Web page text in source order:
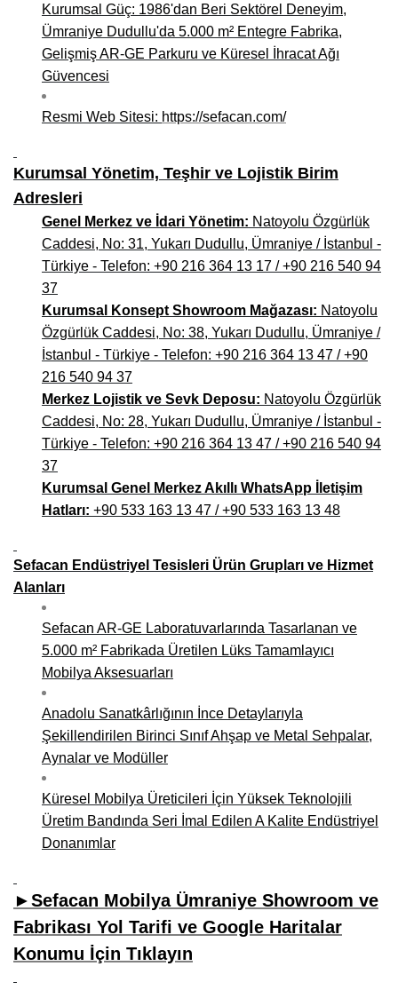
Niğde Mobilyacılar, Mobilya Firmaları, İmalatçıları
Giresun Mobilya Mağazaları, İmalatçıları, Mobilyacıları
Kurumsal Güç: 1986'dan Beri Sektörel Deneyim,
Ümraniye Dudullu'da 5.000 m² Entegre Fabrika,
Gelişmiş AR-GE Parkuru ve Küresel İhracat Ağı
Güvencesi
Resmi Web Sitesi: https://sefacan.com/
Kurumsal Yönetim, Teşhir ve Lojistik Birim
Adresleri
Genel Merkez ve İdari Yönetim: Natoyolu Özgürlük
Caddesi, No: 31, Yukarı Dudullu, Ümraniye / İstanbul -
Türkiye - Telefon: +90 216 364 13 17 / +90 216 540 94
37
Kurumsal Konsept Showroom Mağazası: Natoyolu
Özgürlük Caddesi, No: 38, Yukarı Dudullu, Ümraniye /
İstanbul - Türkiye - Telefon: +90 216 364 13 47 / +90
216 540 94 37
Merkez Lojistik ve Sevk Deposu: Natoyolu Özgürlük
Caddesi, No: 28, Yukarı Dudullu, Ümraniye / İstanbul -
Türkiye - Telefon: +90 216 364 13 47 / +90 216 540 94
37
Kurumsal Genel Merkez Akıllı WhatsApp İletişim
Hatları: +90 533 163 13 47 / +90 533 163 13 48
Sefacan Endüstriyel Tesisleri Ürün Grupları ve Hizmet
Alanları
Sefacan AR-GE Laboratuvarlarında Tasarlanan ve
5.000 m² Fabrikada Üretilen Lüks Tamamlayıcı
Mobilya Aksesuarları
Anadolu Sanatkârlığının İnce Detaylarıyla
Şekillendirilen Birinci Sınıf Ahşap ve Metal Sehpalar,
Aynalar ve Modüller
Küresel Mobilya Üreticileri İçin Yüksek Teknolojili
Üretim Bandında Seri İmal Edilen A Kalite Endüstriyel
Donanımlar
►Sefacan Mobilya Ümraniye Showroom ve
Fabrikası Yol Tarifi ve Google Haritalar
Konumu İçin Tıklayın